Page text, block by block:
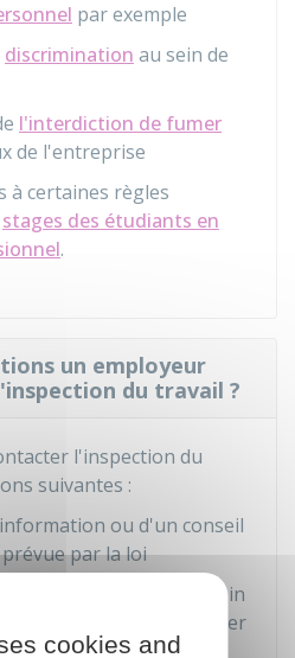
par exemple
discrimination au sein de
l'interdiction de fumer
de l'entreprise
à certaines règles
stages des étudiants en
.
un employeur
du travail ?
l'inspection du
suivantes :
ou d'un conseil
par la loi
du travail au sein
ou réception d'un courrier
du travail
cookies and